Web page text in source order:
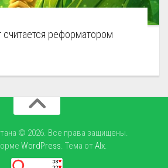
считается реформатором
© 2026. Все права защищены.
WordPress. Тема отAlx.